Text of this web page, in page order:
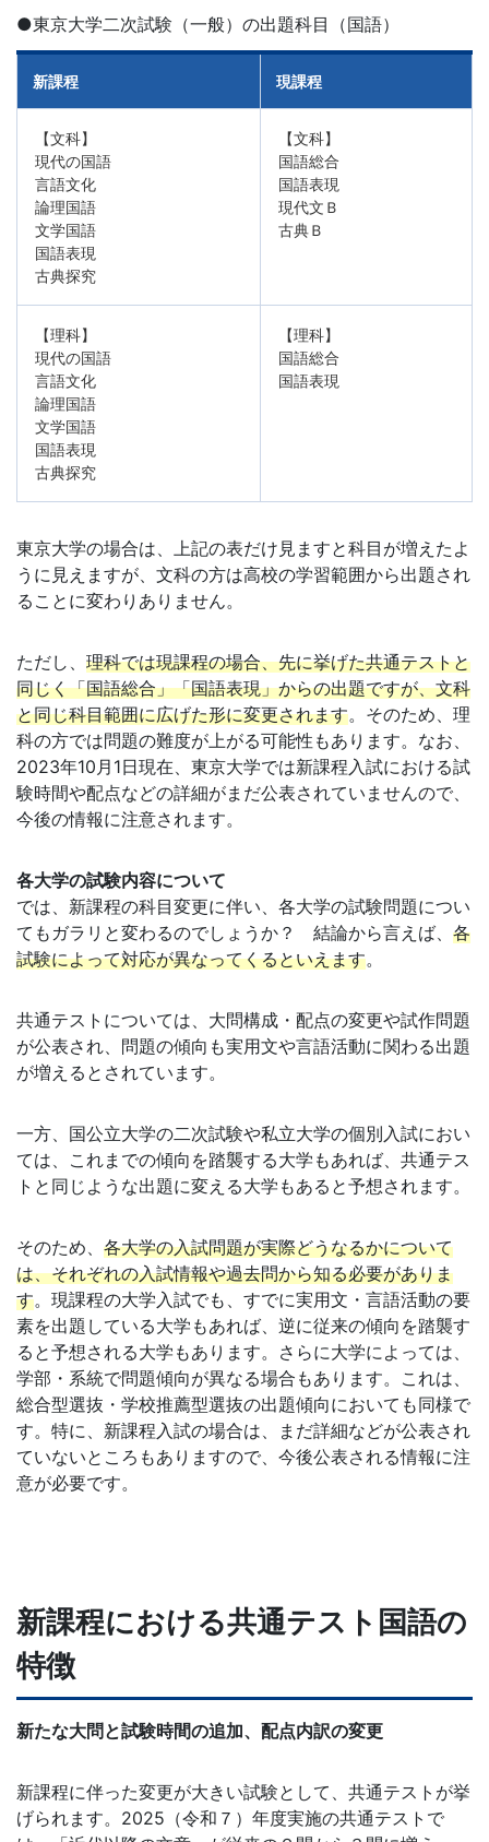
学
校
支
ー
ス
を
ご
用
意
し
い
す。
●東京大学二次試験（一般）の出題科目（国語）
新課程 現課程
【文科】
現代の国語
言語文化
論理国語
文学国語
国語表現
古典探究
【文科】
国語総合
国語表現
現代文Ｂ
古典Ｂ
【理科】
現代の国語
言語文化
論理国語
文学国語
国語表現
古典探究
【理科】
国語総合
国語表現
東京大学の場合は、上記の表だけ見ますと科目が増えたよ
うに見えますが、文科の方は高校の学習範囲から出題され
ることに変わりありません。
ただし、 理科では現課程の場合、先に挙げた共通テストと
同じく「国語総合」「国語表現」からの出題ですが、文科
と同じ科目範囲に広げた形に変更されます。そのため、理
科の方では問題の難度が上がる可能性もあります。なお、
2023年10月1日現在、東京大学では新課程入試における試
験時間や配点などの詳細がまだ公表されていませんので、
今後の情報に注意されます。
各大学の試験内容について
では、新課程の科目変更に伴い、各大学の試験問題につい
てもガラリと変わるのでしょうか？ 結論から言えば、 各
試験によって対応が異なってくるといえます。
共通テストについては、大問構成・配点の変更や試作問題
が公表され、問題の傾向も実用文や言語活動に関わる出題
が増えるとされています。
一方、国公立大学の二次試験や私立大学の個別入試におい
ては、これまでの傾向を踏襲する大学もあれば、共通テス
トと同じような出題に変える大学もあると予想されます。
そのため、 各大学の入試問題が実際どうなるかについて
は、それぞれの入試情報や過去問から知る必要がありま
す。現課程の大学入試でも、すでに実用文・言語活動の要
素を出題している大学もあれば、逆に従来の傾向を踏襲す
ると予想される大学もあります。さらに大学によっては、
学部・系統で問題傾向が異なる場合もあります。これは、
総合型選抜・学校推薦型選抜の出題傾向においても同様で
す。特に、新課程入試の場合は、まだ詳細などが公表され
ていないところもありますので、今後公表される情報に注
意が必要です。
新課程における共通テスト国語の
特徴
新たな大問と試験時間の追加、配点内訳の変更
新課程に伴った変更が大きい試験として、共通テストが挙
げられます。2025（令和７）年度実施の共通テストで